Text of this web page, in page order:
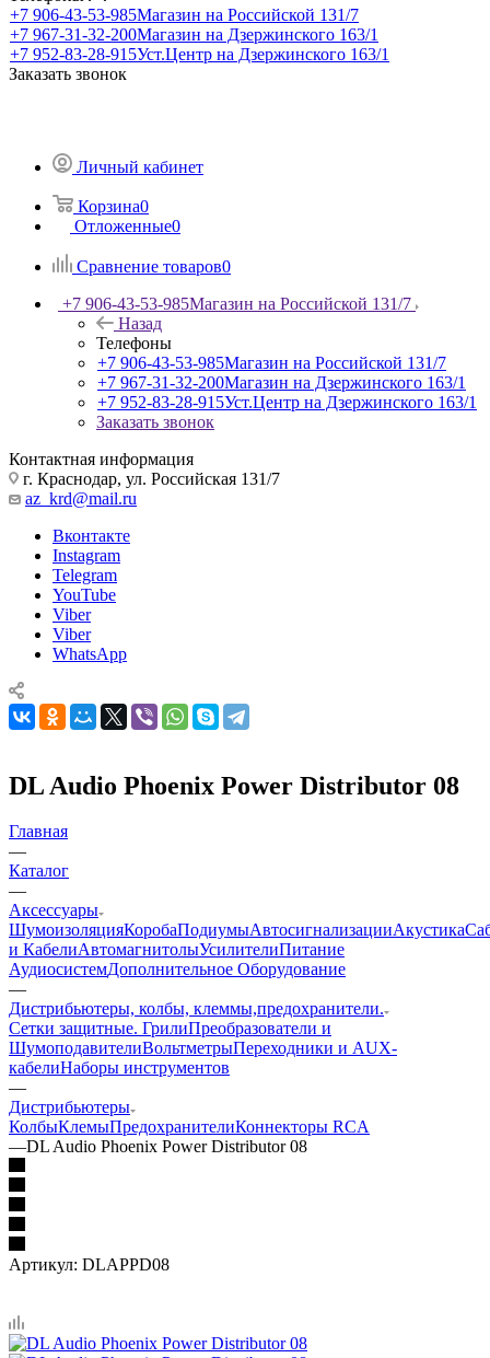
+7 906-43-53-985Магазин на Российской 131/7
+7 967-31-32-200Магазин на Дзержинского 163/1
+7 952-83-28-915Уст.Центр на Дзержинского 163/1
Заказать звонок
Личный кабинет
Корзина0
Отложенные0
Сравнение товаров0
+7 906-43-53-985Магазин на Российской 131/7
Назад
Телефоны
+7 906-43-53-985Магазин на Российской 131/7
+7 967-31-32-200Магазин на Дзержинского 163/1
+7 952-83-28-915Уст.Центр на Дзержинского 163/1
Заказать звонок
Контактная информация
г. Краснодар, ул. Российская 131/7
az_krd@mail.ru
Вконтакте
Instagram
Telegram
YouTube
Viber
Viber
WhatsApp
DL Audio Phoenix Power Distributor 08
Главная
—
Каталог
—
Аксессуары
ШумоизоляцияКоробаПодиумыАвтосигнализацииАкустика
и КабелиАвтомагнитолыУсилителиПитание
АудиосистемДополнительное Оборудование
—
Дистрибьютеры, колбы, клеммы,предохранители.
Сетки защитные. ГрилиПреобразователи и
ШумоподавителиВольтметрыПереходники и AUX-
кабелиНаборы инструментов
—
Дистрибьютеры
КолбыКлемыПредохранителиКоннекторы RCA
—DL Audio Phoenix Power Distributor 08
Артикул: DLAPPD08